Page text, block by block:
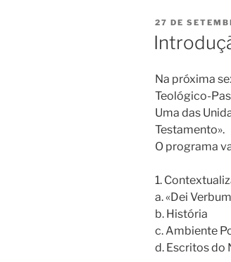
PUBLICADO
EM
27 DE
Na próxima
Teológico-
Uma das
Testamento».
O programa
1.
a. «Dei
b. História
c. Ambiente
d. Escritos do